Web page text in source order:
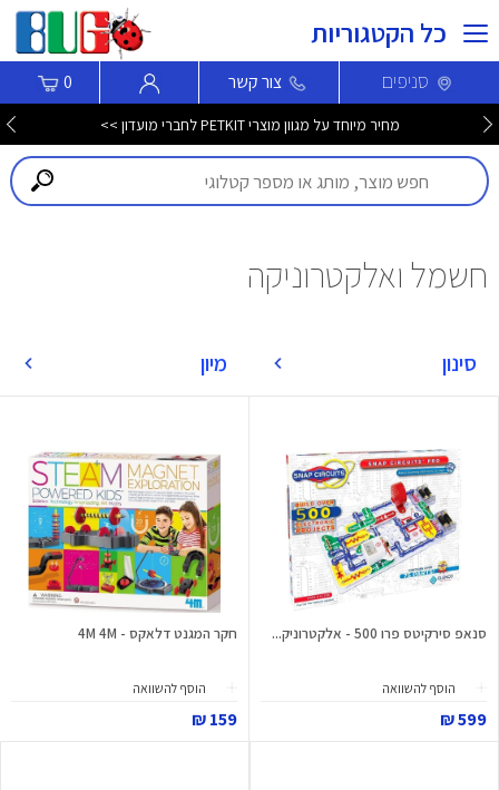
כל הקטגוריות
סניפים צור קשר 0
מחיר מיוחד על מגוון מוצרי PETKIT לחברי מועדון >>
חשמל ואלקטרוניקה
סינון מיון
סנאפ סירקיטס פרו 500 - אלקטרוניק...
הוסף להשוואה
599 ₪
חקר המגנט דלאקס - 4M 4M
הוסף להשוואה
159 ₪